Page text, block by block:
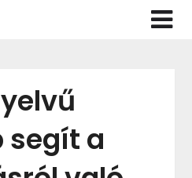
segít a